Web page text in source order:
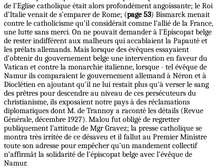
de l’Eglise catholique était alors profondément angoissante; le Roi
d’Italie venait de s’emparer de Rome; (page 53) Bismarck menait
contre le catholicisme qu’il considérait comme l’allié de la France,
une lutte sans merci. On ne pouvait demander à l’Episcopat belge
de rester indifférent aux malheurs qui accablaient la Papauté et
les prélats allemands. Mais lorsque des évêques essayaient
d’obtenir du gouvernement belge une intervention en faveur du
Vatican et contre la monarchie italienne, lorsque - tel évêque de
Namur ils comparaient le gouvernement allemand à Néron et à
Dioclétien en ajoutant qu’il ne lui restait plus qu’à verser le sang
des prêtres pour descendre au niveau de ces persécuteurs du
christianisme, ils exposaient notre pays à des réclamations
diplomatiques dont M. de Trannoy a raconté les détails (Revue
Générale, décembre 1927). Malou fut obligé de regretter
publiquement l’attitude de Mgr Gravez; la presse catholique se
montra très irritée de ce désaveu et il fallut au Premier Ministre
toute son adresse pour empêcher qu’un mandement collectif
n’affirmât la solidarité de l’épiscopat belge avec l’évêque de
Namur.